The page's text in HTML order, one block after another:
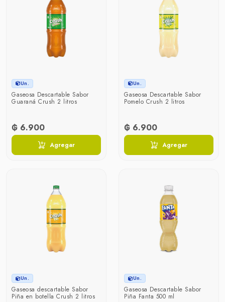
Un.
Gaseosa Descartable Sabor
Guaraná Crush 2 litros
₲ 6.900
Agregar
Un.
Gaseosa Descartable Sabor
Pomelo Crush 2 litros
₲ 6.900
Agregar
Un.
Gaseosa descartable Sabor
Piña en botella Crush 2 litros
Un.
Gaseosa Descartable Sabor
Piña Fanta 500 ml